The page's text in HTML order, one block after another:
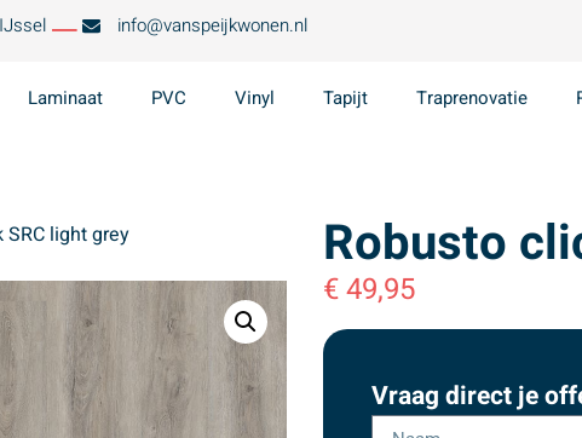
info@vanspeijkwonen.nl
Laminaat PVC Vinyl Tapijt Traprenovatie
light grey Robusto
€49,95
Vraag direct je